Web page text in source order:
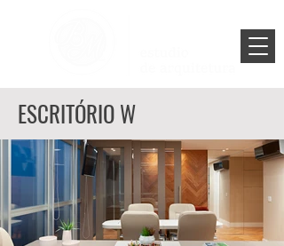
ESCRITÓRIO W